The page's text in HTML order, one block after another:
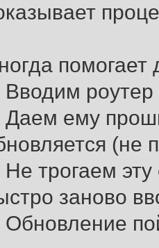
помогает
Вводим
Даем ему
(не
Не трогаем
заново
Обновление